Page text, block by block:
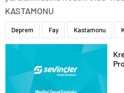
KASTAMONU
Deprem Fay Kastamonu